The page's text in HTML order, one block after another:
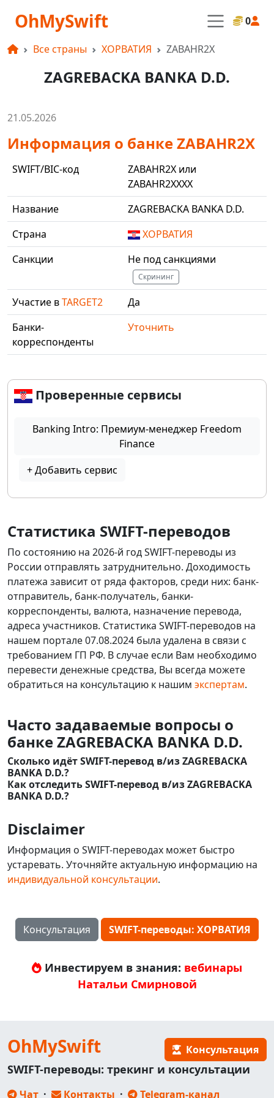
OhMySwift 0
Все страны ХОРВАТИЯ ZABAHR2X
ZAGREBACKA BANKA D.D.
21.05.2026
Информация о банке ZABAHR2X
SWIFT/BIC-код
ZABAHR2X или
ZABAHR2XXXX
Название
ZAGREBACKA BANKA D.D.
Страна
ХОРВАТИЯ
Санкции
Не под санкциями
Скрининг
Участие вTARGET2
Да
Банки-
корреспонденты
Уточнить
Проверенные сервисы
Banking Intro: Премиум-менеджер Freedom
Finance
+ Добавить сервис
Статистика SWIFT-переводов
По состоянию на 2026-й год SWIFT-переводы из
России отправлять затруднительно. Доходимость
платежа зависит от ряда факторов, среди них: банк-
отправитель, банк-получатель, банки-
корреспонденты, валюта, назначение перевода,
адреса участников. Статистика SWIFT-переводов на
нашем портале 07.08.2024 была удалена в связи с
требованием ГП РФ. В случае если Вам необходимо
перевести денежные средства, Вы всегда можете
обратиться на консультацию к нашим экспертам.
Часто задаваемые вопросы о
банке ZAGREBACKA BANKA D.D.
Сколько идёт SWIFT-перевод в/из ZAGREBACKA
BANKA D.D.?
Как отследить SWIFT-перевод в/из ZAGREBACKA
BANKA D.D.?
Disclaimer
Информация о SWIFT-переводах может быстро
устаревать. Уточняйте актуальную информацию на
индивидуальной консультации.
Консультация SWIFT-переводы: ХОРВАТИЯ
Инвестируем в знания: вебинары
Натальи Смирновой
OhMySwift Консультация
SWIFT-переводы: трекинг и консультации
Чат · Контакты · Telegram-канал